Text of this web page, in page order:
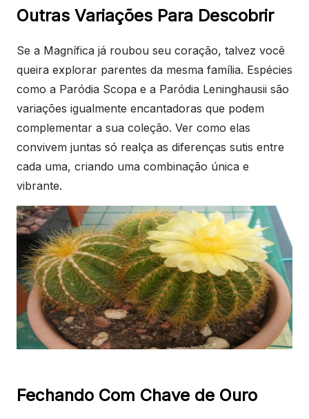
Outras Variações Para Descobrir
Se a Magnífica já roubou seu coração, talvez você
queira explorar parentes da mesma família. Espécies
como a Paródia Scopa e a Paródia Leninghausii são
variações igualmente encantadoras que podem
complementar a sua coleção. Ver como elas
convivem juntas só realça as diferenças sutis entre
cada uma, criando uma combinação única e
vibrante.
Fechando Com Chave de Ouro